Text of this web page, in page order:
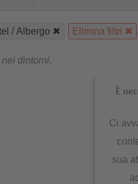
È
Ci
sua
/ Albergo Elimina filtri
dintorni.